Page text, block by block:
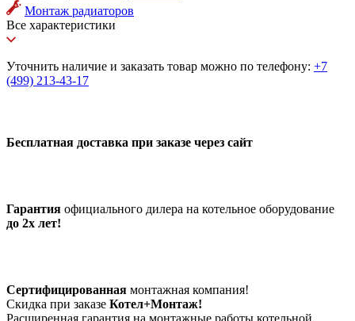
Монтаж радиаторов
Все характеристики
Уточнить наличие и заказать товар можно по телефону: +7
(499) 213-43-17
Бесплатная доставка при заказе через сайт
Гарантия официального дилера на котельное оборудование
до 2х лет!
Сертифицированная монтажная компания!
Скидка при заказе Котел+Монтаж!
Расширенная гарантия на монтажные работы котельной